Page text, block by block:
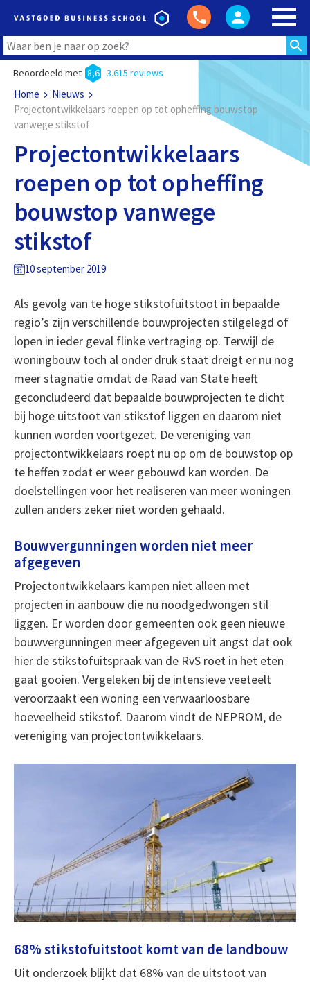
Beoordeeld met 8,6 3.615 reviews
Home
Nieuws
Projectontwikkelaars roepen op tot opheffing bouwstop
vanwege stikstof
Projectontwikkelaars
roepen op tot opheffing
bouwstop vanwege
stikstof
10 september 2019
Als gevolg van te hoge stikstofuitstoot in bepaalde
regio’s zijn verschillende bouwprojecten stilgelegd of
lopen in ieder geval flinke vertraging op. Terwijl de
woningbouw toch al onder druk staat dreigt er nu nog
meer stagnatie omdat de Raad van State heeft
geconcludeerd dat bepaalde bouwprojecten te dicht
bij hoge uitstoot van stikstof liggen en daarom niet
kunnen worden voortgezet. De vereniging van
projectontwikkelaars roept nu op om de bouwstop op
te heffen zodat er weer gebouwd kan worden. De
doelstellingen voor het realiseren van meer woningen
zullen anders zeker niet worden gehaald.
Bouwvergunningen worden niet meer
afgegeven
Projectontwikkelaars kampen niet alleen met
projecten in aanbouw die nu noodgedwongen stil
liggen. Er worden door gemeenten ook geen nieuwe
bouwvergunningen meer afgegeven uit angst dat ook
hier de stikstofuitspraak van de RvS roet in het eten
gaat gooien. Vergeleken bij de intensieve veeteelt
veroorzaakt een woning een verwaarloosbare
hoeveelheid stikstof. Daarom vindt de NEPROM, de
vereniging van projectontwikkelaars.
68% stikstofuitstoot komt van de landbouw
Uit onderzoek blijkt dat 68% van de uitstoot van